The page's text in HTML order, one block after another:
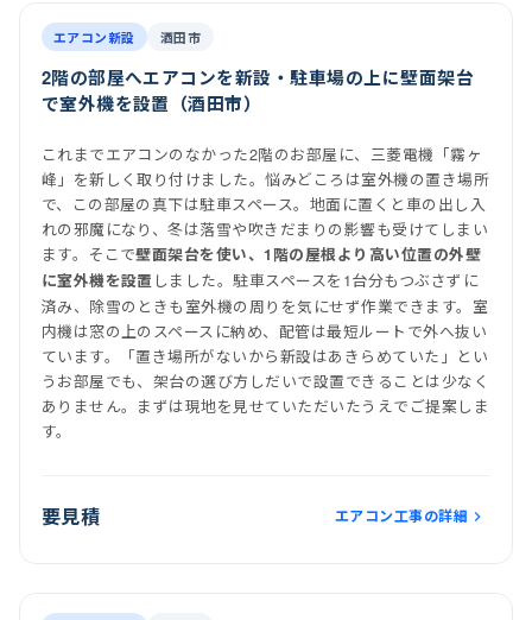
施工後
エアコン新設 酒田市
2階の部屋へエアコンを新設・駐車場の上に壁面架台
で室外機を設置（酒田市）
これまでエアコンのなかった2階のお部屋に、三菱電機「霧ヶ
峰」を新しく取り付けました。悩みどころは室外機の置き場所
で、この部屋の真下は駐車スペース。地面に置くと車の出し入
れの邪魔になり、冬は落雪や吹きだまりの影響も受けてしまい
ます。そこで壁面架台を使い、1階の屋根より高い位置の外壁
に室外機を設置 しました。駐車スペースを1台分もつぶさずに
済み、除雪のときも室外機の周りを気にせず作業できます。室
内機は窓の上のスペースに納め、配管は最短ルートで外へ抜い
ています。「置き場所がないから新設はあきらめていた」とい
うお部屋でも、架台の選び方しだいで設置できることは少なく
ありません。まずは現地を見せていただいたうえでご提案しま
す。
要見積 エアコン工事の詳細